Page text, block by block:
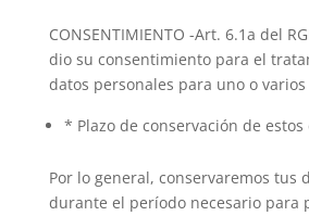
CONSENTIMIENTO -Art. 6.1a del
dio su consentimiento para el
datos personales para uno o
* Plazo de conservación de estos
Por lo general, conservaremos tus
durante el período necesario para